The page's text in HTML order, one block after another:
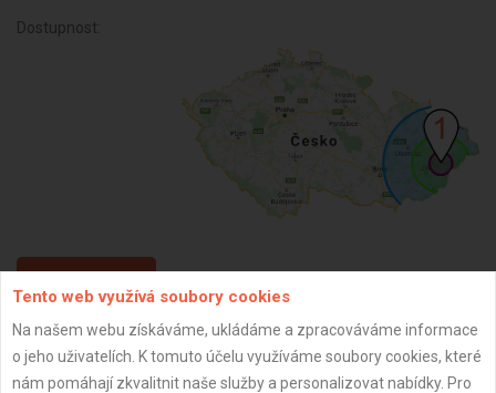
Dostupnost:
ZPĚT
Aktualizováno z portálu ARES dne 31.12.2023 22:45:07
Tento web využívá soubory cookies
Na našem webu získáváme, ukládáme a zpracováváme informace
o jeho uživatelích. K tomuto účelu využíváme soubory cookies, které
nám pomáhají zkvalitnit naše služby a personalizovat nabídky. Pro